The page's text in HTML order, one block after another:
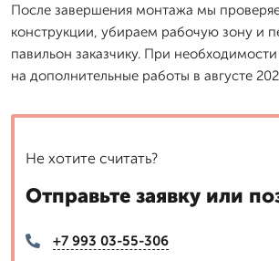
После завершения монтажа мы
конструкции, убираем рабочую зону и
павильон заказчику. При
на дополнительные работы в августе
Не хотите считать?
Отправьте заявку или
+7 993 03-55-306